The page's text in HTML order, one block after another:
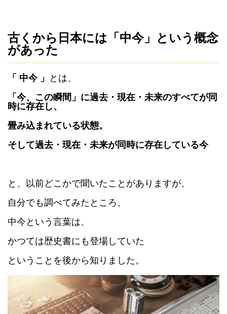
古くから日本には「中今」という概念
があった
「 中今 」
とは、
「今、この瞬間」に過去・現在・未来のすべてが同
時に存在し、
畳み込まれている状態。
そして過去・現在・未来が同時に存在している今
と、以前どこかで聞いたことがありますが、
自分でも調べてみたところ、
中今という言葉は、
かつては歴史書にも登場していた
ということを後から知りました。